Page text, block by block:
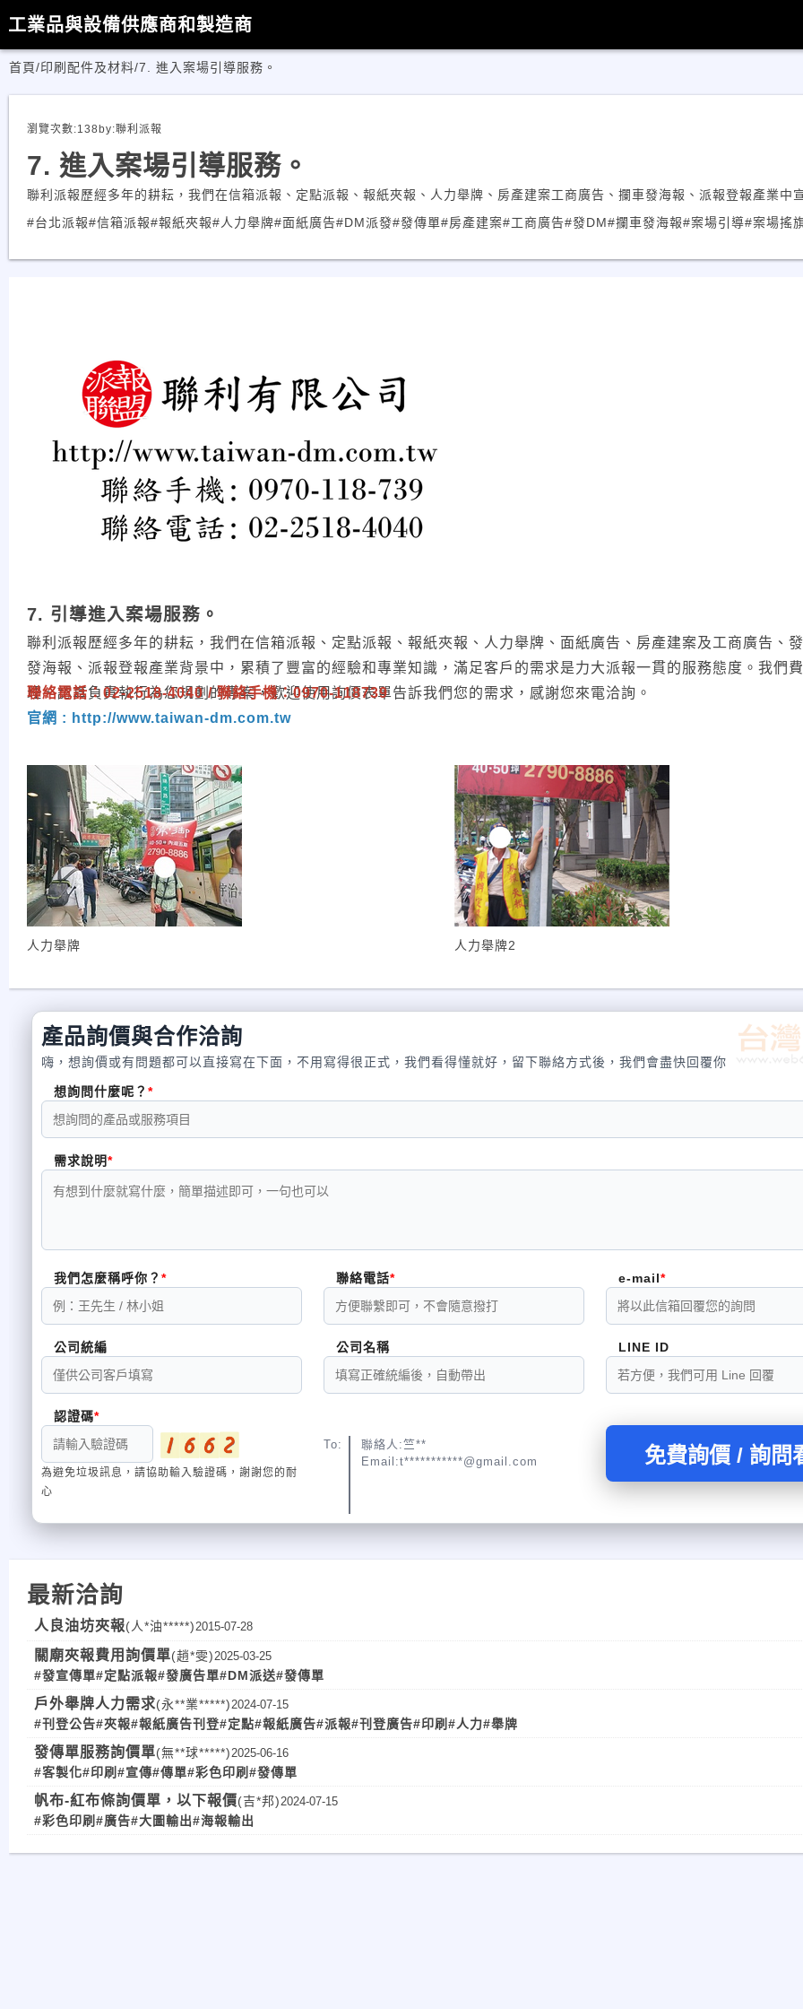
工業品與設備供應商和製造商
首頁/印刷配件及材料/7. 進入案場引導服務。
瀏覽次數:138 by:聯利派報
7. 進入案場引導服務。
聯利派報歷經多年的耕耘，我們在信箱派報、定點派報、報紙夾報、人力舉牌、房產建案工商廣告、攔車發海報、派報登報產業中
#台北派報#信箱派報#報紙夾報#人力舉牌#面紙廣告#DM派發#發傳單#房產建案#工商廣告#發DM#攔車發海報#案場引導#案場搖
7. 引導進入案場服務。
聯利派報歷經多年的耕耘，我們在信箱派報、定點派報、報紙夾報、人力舉牌、面紙廣告、房產建案及工商廣告、
發海報、派報登報產業背景中，累積了豐富的經驗和專業知識，滿足客戶的需求是力大派報一貫的服務態度。我們
理、認真負責執行為您規劃的專案，歡迎使用詢價表單告訴我們您的需求，感謝您來電洽詢。
聯絡電話：02-2518-4040 /聯絡手機：0970-118739
官網 : http://www.taiwan-dm.com.tw
人力舉牌 人力舉牌2
產品詢價與合作洽詢
嗨，想詢價或有問題都可以直接寫在下面，不用寫得很正式，我們看得懂就好，留下聯絡方式後，我們會盡快回覆你
想詢問什麼呢？
需求說明
我們怎麼稱呼你？ 聯絡電話 e-mail
公司統編 公司名稱 LINE ID
認證碼
為避免垃圾訊息，請協助輸入驗證碼，謝謝您的耐
心
To:
聯絡人:竺**
Email:t***********@gmail.com
免費詢價 / 詢問
最新洽詢
人良油坊夾報(人*油*****) 2015-07-28
關廟夾報費用詢價單(趙*雯) 2025-03-25
#發宣傳單#定點派報#發廣告單#DM派送#發傳單
戶外舉牌人力需求(永**業*****) 2024-07-15
#刊登公告#夾報#報紙廣告刊登#定點#報紙廣告#派報#刊登廣告#印刷 #人力#舉牌
發傳單服務詢價單(無**球*****) 2025-06-16
#客製化#印刷 #宣傳#傳單#彩色印刷 #發傳單
帆布-紅布條詢價單，以下報價(吉*邦) 2024-07-15
#彩色印刷 #廣告#大圖輸出#海報輸出